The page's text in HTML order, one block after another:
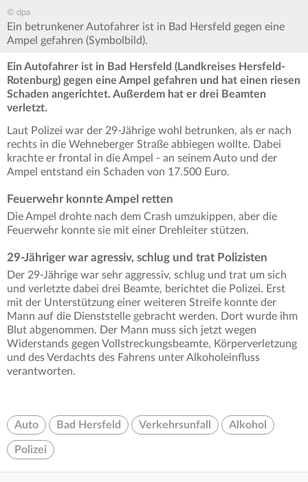
© dpa
Ein betrunkener Autofahrer ist in Bad Hersfeld gegen eine
Ampel gefahren (Symbolbild).
Ein Autofahrer ist in Bad Hersfeld (Landkreises Hersfeld-
Rotenburg) gegen eine Ampel gefahren und hat einen riesen
Schaden angerichtet. Außerdem hat er drei Beamten
verletzt.
Laut Polizei war der 29-Jährige wohl betrunken, als er nach
rechts in die Wehneberger Straße abbiegen wollte. Dabei
krachte er frontal in die Ampel - an seinem Auto und der
Ampel entstand ein Schaden von 17.500 Euro.
Feuerwehr konnte Ampel retten
Die Ampel drohte nach dem Crash umzukippen, aber die
Feuerwehr konnte sie mit einer Drehleiter stützen.
29-Jähriger war agressiv, schlug und trat Polizisten
Der 29-Jährige war sehr aggressiv, schlug und trat um sich
und verletzte dabei drei Beamte, berichtet die Polizei. Erst
mit der Unterstützung einer weiteren Streife konnte der
Mann auf die Dienststelle gebracht werden. Dort wurde ihm
Blut abgenommen. Der Mann muss sich jetzt wegen
Widerstands gegen Vollstreckungsbeamte, Körperverletzung
und des Verdachts des Fahrens unter Alkoholeinfluss
verantworten.
Auto Bad Hersfeld Verkehrsunfall Alkohol
Polizei